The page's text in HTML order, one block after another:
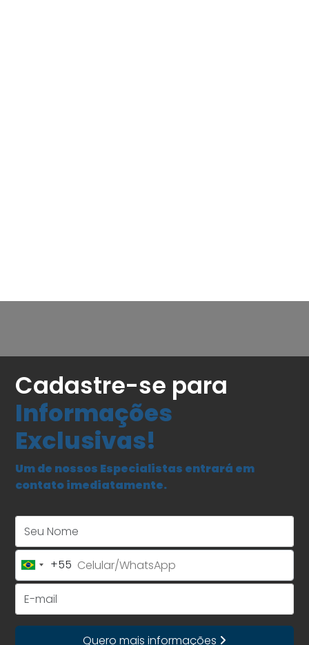
Cadastre-se para
Informações
Exclusivas!
Um de nossos Especialistas entrará em
contato imediatamente.
Brazil
+55
+55
Quero mais informações